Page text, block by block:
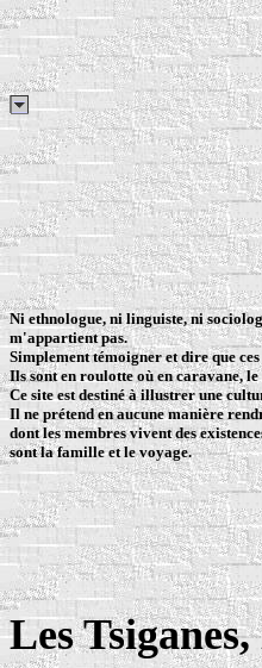
Ni ethnologue, ni linguiste, ni
m'appartient pas.
Simplement témoigner et dire que
Ils sont en roulotte où en caravane,
Ce site est destiné à illustrer une
Il ne prétend en aucune manière
dont les membres vivent des
sont la famille et le voyage.
Les